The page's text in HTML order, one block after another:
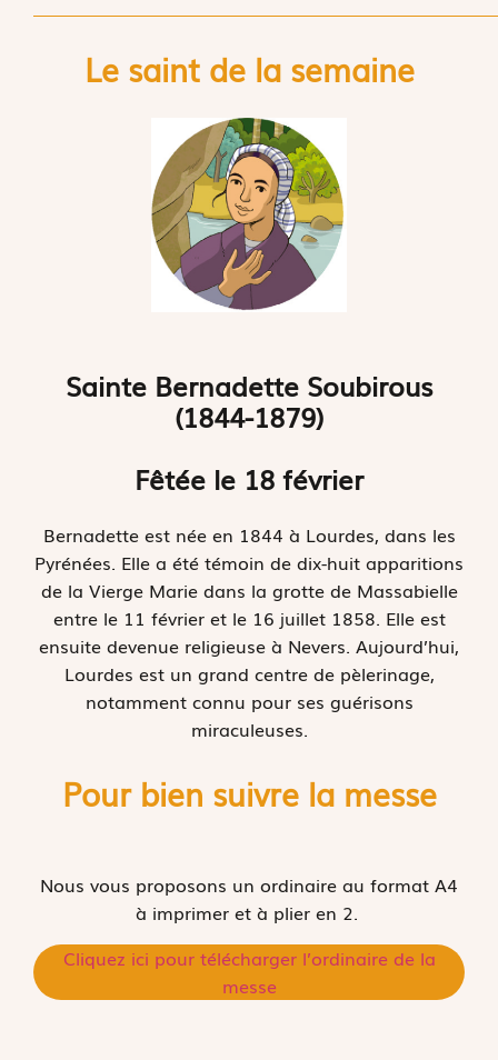
Le saint de la semaine
Sainte Bernadette Soubirous
(1844-1879)
Fêtée le 18 février
Bernadette est née en 1844 à Lourdes, dans les
Pyrénées. Elle a été témoin de dix-huit apparitions
de la Vierge Marie dans la grotte de Massabielle
entre le 11 février et le 16 juillet 1858. Elle est
ensuite devenue religieuse à Nevers. Aujourd’hui,
Lourdes est un grand centre de pèlerinage,
notamment connu pour ses guérisons
miraculeuses.
Pour bien suivre la messe
Nous vous proposons un ordinaire au format A4
à imprimer et à plier en 2.
Cliquez ici pour télécharger l’ordinaire de la
messe